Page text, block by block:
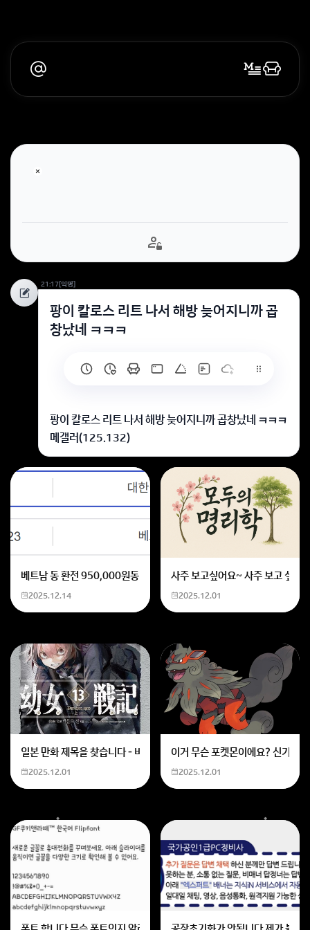
21:17[익명]
팡이 칼로스 리트 나서 해방 늦어지니까 곱
창났네 ㅋㅋㅋ
팡이 칼로스 리트 나서 해방 늦어지니까 곱창났네 ㅋㅋㅋ
메갤러(125.132)
https://gall.dcinside.com/board/view/?
id=maplestory_new&no=10141097&page=1
📌 연관글:
우리형 최초해방 못해서 우짜냐
팡이형 방송보는중인데 언조비가 뭔가요
코디 평가좀 부탁드립니다.
팡이 칼로스 리트 나서 해방 늦어지니까 곱창났네 ㅋㅋㅋ
베트남 동 환전 950,000원동 한화 계산할때0하나 빼고 나누기 2하면
2025.12.14
사주 보고싶어요~ 사주 보고 싶
2025.12.01
일본 만화 제목을 찾습니다 - 비행 마법 저격 여자 기억하기로는 위의 내
2025.12.01
이거 무슨 포켓몬이에요? 신기하
2025.12.01